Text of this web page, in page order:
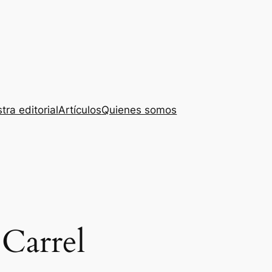
editorialArtículosQuienes somos